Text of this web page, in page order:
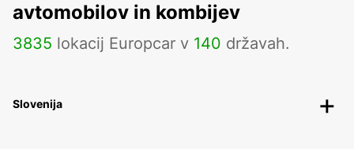
avtomobilov in kombijev
3835 lokacij Europcar v 140 državah.
Slovenija